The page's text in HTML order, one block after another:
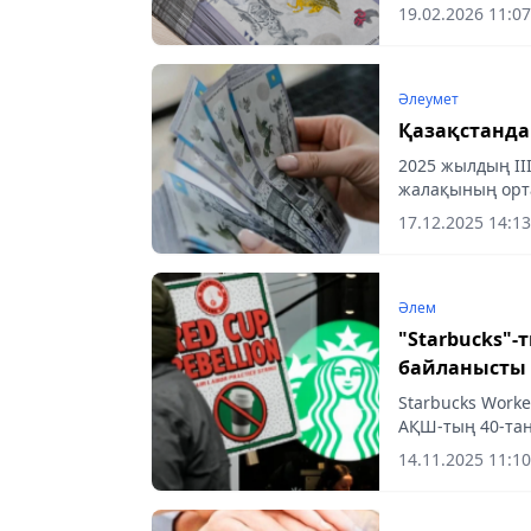
19.02.2026 11:07
Әлеумет
2025 жылдың III
жалақының
жылдың сәйкес
17.12.2025 14:13
Әлем
"Starbucks"-
байланысты
Starbucks
АҚШ-тың 40-
ереуілге
14.11.2025 11:10